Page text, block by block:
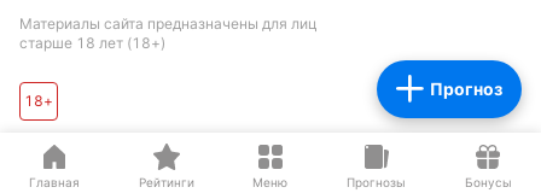
Прогноз
Главная Рейтинги Меню Прогнозы Бонусы
Материалы сайта предназначены для лиц
старше 18 лет (18+)
18+